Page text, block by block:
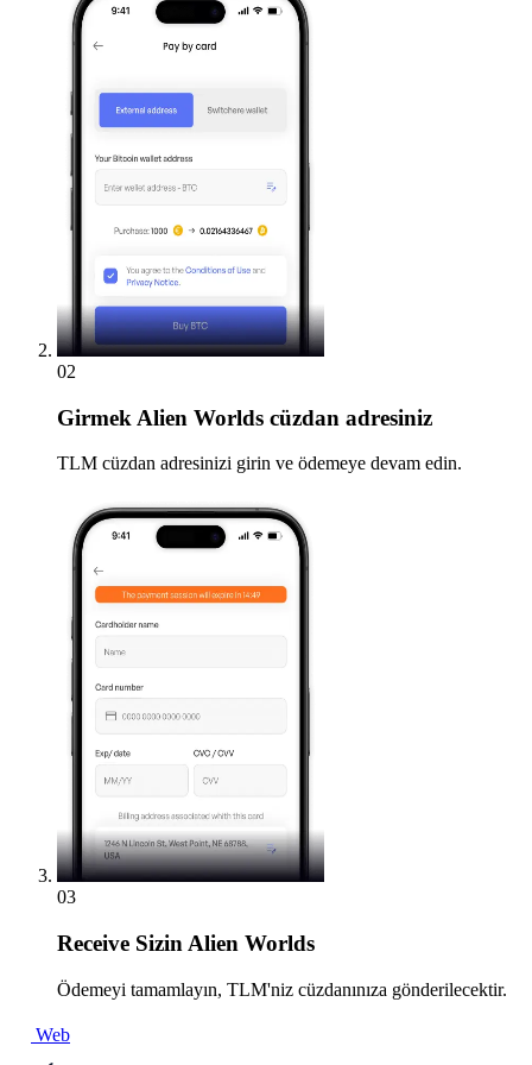
02
Girmek Alien Worlds cüzdan adresiniz
TLM cüzdan adresinizi girin ve ödemeye devam edin.
03
Receive Sizin Alien Worlds
Ödemeyi tamamlayın, TLM'niz cüzdanınıza gönderilecektir.
Web